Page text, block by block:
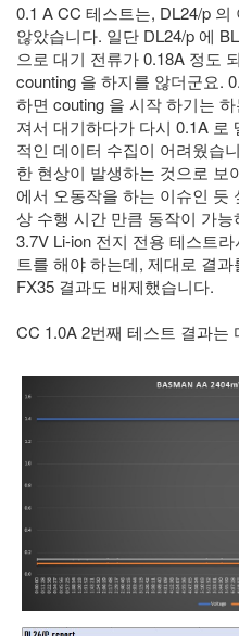
0.1 A CC 테스트는, DL24/p
않았습니다. 일단 DL24/p 에
으로 대기 전류가 0.18A 정도
counting 을 하지를 않더군요.
하면 couting 을 시작 하기는
져서 대기하다가 다시 0.1A
적인 데이터 수집이 어려웠습
한 현상이 발생하는 것으로 보
에서 오동작을 하는 이슈인 듯
상 수행 시간 만큼 동작이 가
3.7V Li-ion 전지 전용 테스트
트를 해야 하는데, 제대로 결
FX35 결과도 배제했습니다.
CC 1.0A 2번째 테스트 결과는